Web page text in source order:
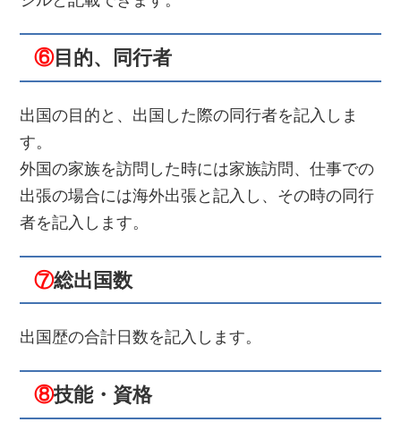
⑥目的、同行者
出国の目的と、出国した際の同行者を記入しま
す。
外国の家族を訪問した時には家族訪問、仕事での
出張の場合には海外出張と記入し、その時の同行
者を記入します。
⑦総出国数
出国歴の合計日数を記入します。
⑧技能・資格